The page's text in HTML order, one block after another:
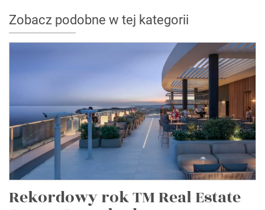
Zobacz podobne w tej kategorii
Rekordowy rok TM Real Estate